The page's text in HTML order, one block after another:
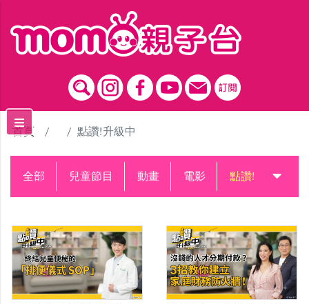
首頁 點讚!升級中
全部 兒童節目 動畫 電影 點讚!升級中